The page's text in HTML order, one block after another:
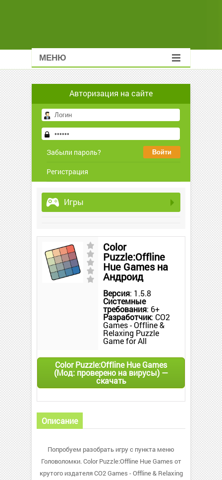
МЕНЮ
Авторизация на сайте
Забыли пароль?
Регистрация
Игры
Color
Puzzle:Offline
Hue Games на
Андроид
Версия: 1.5.8
Системные
требования: 6+
Разработчик: CO2
Games - Offline &
Relaxing Puzzle
Game for All
Color Puzzle:Offline Hue Games
(Мод: проверено на вирусы) —
скачать
Описание
Попробуем разобрать игру с пункта меню
Головоломки. Color Puzzle:Offline Hue Games от
крутого издателя CO2 Games - Offline & Relaxing